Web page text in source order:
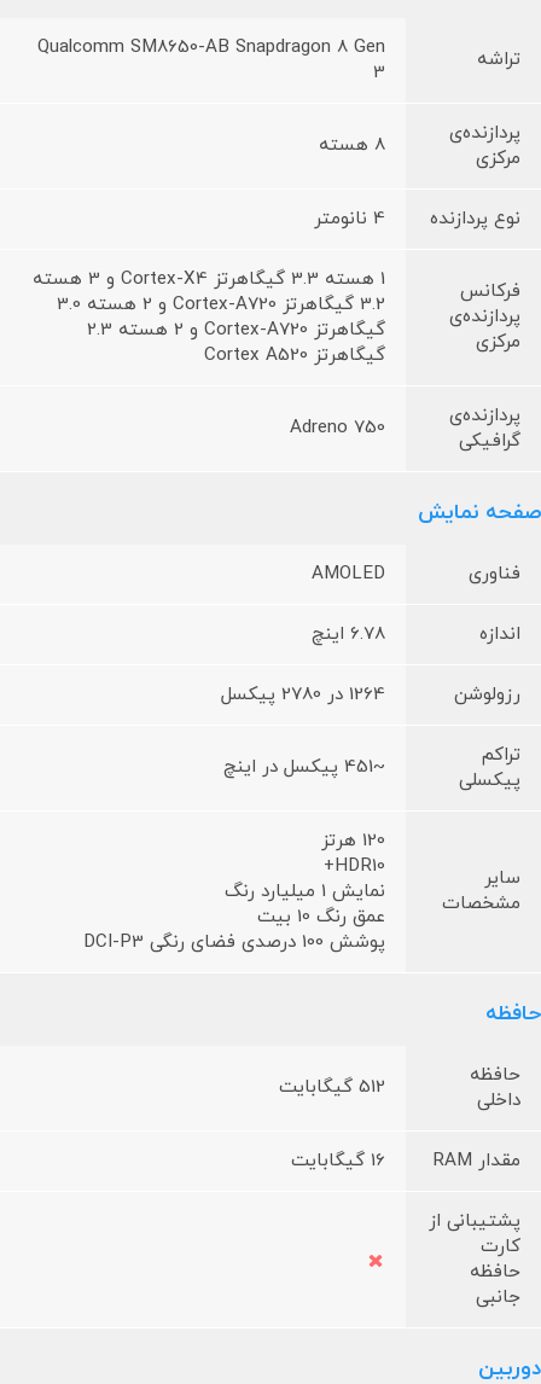
تراشه
Qualcomm SM8650-AB Snapdragon 8 Gen
3
پردازنده‌ی
مرکزی
8 هسته
نوع پردازنده 4 نانومتر
فرکانس
پردازنده‌ی
مرکزی
1 هسته 3.3 گیگاهرتز Cortex-X4 و 3 هسته
3.2 گیگاهرتز Cortex-A720 و 2 هسته 3.0
گیگاهرتز Cortex-A720 و 2 هسته 2.3
گیگاهرتز Cortex A520
پردازنده‌ی
گرافیکی
Adreno 750
صفحه نمایش
فناوری AMOLED
اندازه 6.78 اینچ
رزولوشن 1264 در 2780 پیکسل
تراکم
پیکسلی
~451 پیکسل در اینچ
سایر
مشخصات
120 هرتز
HDR10+
نمایش 1 میلیارد رنگ
عمق رنگ 10 بیت
پوشش 100 درصدی فضای رنگی DCI-P3
حافظه
حافظه
داخلی
512 گیگابایت
مقدار RAM 16 گیگابایت
پشتیبانی از
کارت
حافظه
جانبی
دوربین